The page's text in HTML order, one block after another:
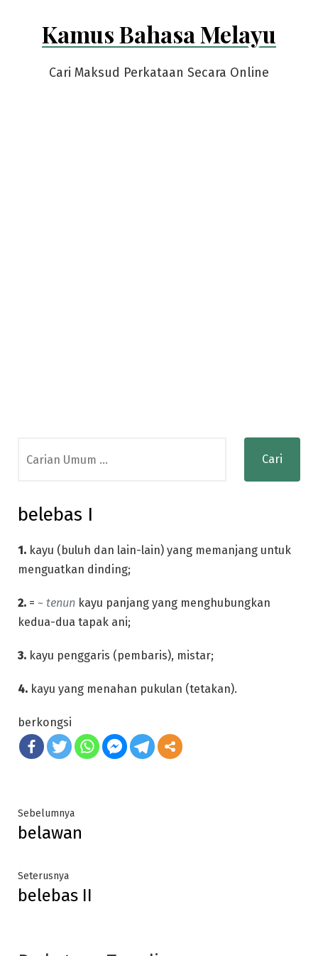
Kamus Bahasa Melayu
Cari Maksud Perkataan Secara Online
for:
belebas I
1. kayu (buluh dan lain-lain) yang memanjang untuk
menguatkan dinding;
2. = ~ tenun kayu panjang yang menghubungkan
kedua-dua tapak ani;
3. kayu penggaris (pembaris), mistar;
4. kayu yang menahan pukulan (tetakan).
berkongsi
Post
navigation
SebelumnyaPrevious
post:
belawan
SeterusnyaNext
post:
belebas II